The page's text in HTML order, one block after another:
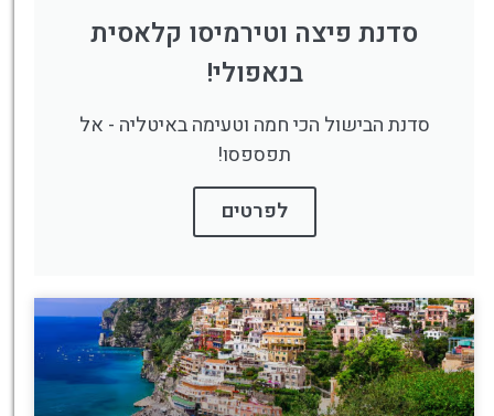
סדנת פיצה וטירמיסו קלאסית
בנאפולי!
סדנת הבישול הכי חמה וטעימה באיטליה - אל
תפספסו!
לפרטים